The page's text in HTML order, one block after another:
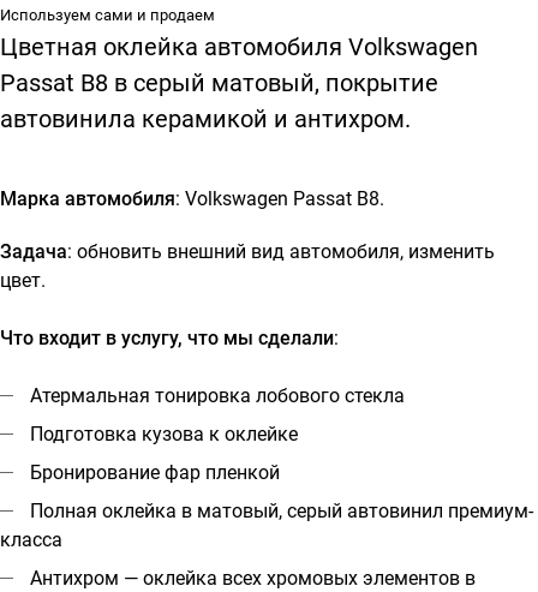
Используем сами и продаем
Цветная оклейка автомобиля Volkswagen
Passat B8 в серый матовый, покрытие
автовинила керамикой и антихром.
Марка автомобиля: Volkswagen Passat B8.
Задача: обновить внешний вид автомобиля, изменить
цвет.
Что входит в услугу, что мы сделали:
Атермальная тонировка лобового стекла
Подготовка кузова к оклейке
Бронирование фар пленкой
Полная оклейка в матовый, серый автовинил премиум-
класса
Антихром — оклейка всех хромовых элементов в